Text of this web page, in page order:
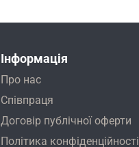
Інформація
Про нас
Співпраця
Договір публічної оферти
Політика конфіденційності